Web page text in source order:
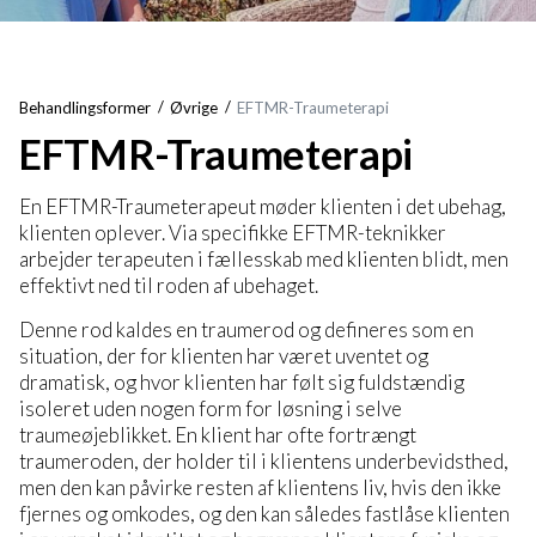
Behandlingsformer Øvrige EFTMR-Traumeterapi
EFTMR-Traumeterapi
En EFTMR-Traumeterapeut møder klienten i det ubehag,
klienten oplever. Via specifikke EFTMR-teknikker
arbejder terapeuten i fællesskab med klienten blidt, men
effektivt ned til roden af ubehaget.
Denne rod kaldes en traumerod og defineres som en
situation, der for klienten har været uventet og
dramatisk, og hvor klienten har følt sig fuldstændig
isoleret uden nogen form for løsning i selve
traumeøjeblikket. En klient har ofte fortrængt
traumeroden, der holder til i klientens underbevidsthed,
men den kan påvirke resten af klientens liv, hvis den ikke
fjernes og omkodes, og den kan således fastlåse klienten